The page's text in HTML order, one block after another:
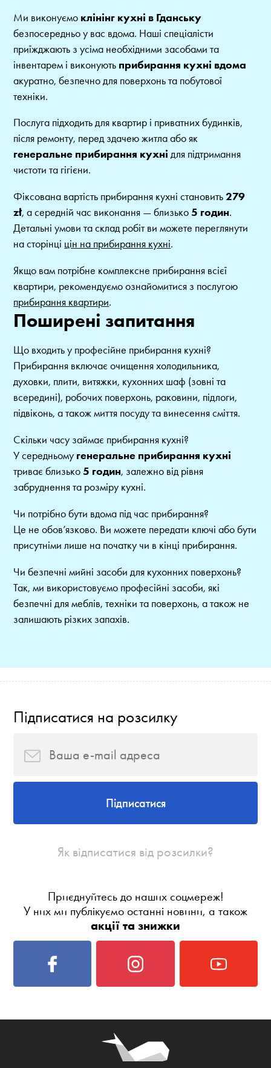
Ми виконуємо клінінг кухні в Гданську
безпосередньо у вас вдома. Наші спеціалісти
приїжджають з усіма необхідними засобами та
інвентарем і виконують прибирання кухні вдома
акуратно, безпечно для поверхонь та побутової
техніки.
Послуга підходить для квартир і приватних будинків,
після ремонту, перед здачею житла або як
генеральне прибирання кухні для підтримання
чистоти та гігієни.
Фіксована вартість прибирання кухні становить279
zł, а середній час виконання — близько 5 годин.
Детальні умови та склад робіт ви можете переглянути
на сторінці цін на прибирання кухні.
Якщо вам потрібне комплексне прибирання всієї
квартири, рекомендуємо ознайомитися з послугою
прибирання квартири.
Поширені запитання
Що входить у професійне прибирання кухні?
Прибирання включає очищення холодильника,
духовки, плити, витяжки, кухонних шаф (зовні та
всередині), робочих поверхонь, раковини, підлоги,
підвіконь, а також миття посуду та винесення сміття.
Скільки часу займає прибирання кухні?
У середньому генеральне прибирання кухні
триває близько 5 годин, залежно від рівня
забруднення та розміру кухні.
Чи потрібно бути вдома під час прибирання?
Це не обов’язково. Ви можете передати ключі або бути
присутніми лише на початку чи в кінці прибирання.
Чи безпечні мийні засоби для кухонних поверхонь?
Так, ми використовуємо професійні засоби, які
безпечні для меблів, техніки та поверхонь, а також не
залишають різких запахів.
Підписатися на розсилку
Підписатися
Як відписатися від розсилки?
Приєднуйтесь до наших соцмереж!
У них ми публікуємо останні новини, а також
акції та знижки